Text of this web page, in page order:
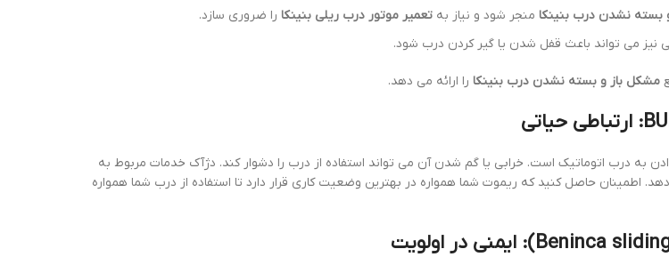
بسته نشدن درب بنینکا منجر شود و نیاز به تعمیر موتور درب ریلی بنینکا را ضروری سازد.
نیز می تواند باعث قفل شدن یا گیر کردن درب شود.
مشکل باز و بسته نشدن درب بنینکا را ارائه می دهد.
دادن به درب اتوماتیک است. خرابی یا گم شدن آن می تواند استفاده از درب را دشوار کند. دژآک خدمات مربوط به
اطمینان حاصل کنید که ریموت شما همواره در بهترین وضعیت کاری قرار دارد تا استفاده از درب شما همواره